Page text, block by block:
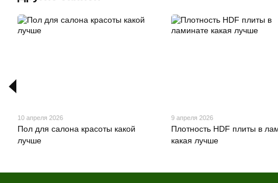
10 апреля 2026
Пол для салона красоты какой
лучше
9 апреля 2026
Плотность HDF плиты в
какая лучше